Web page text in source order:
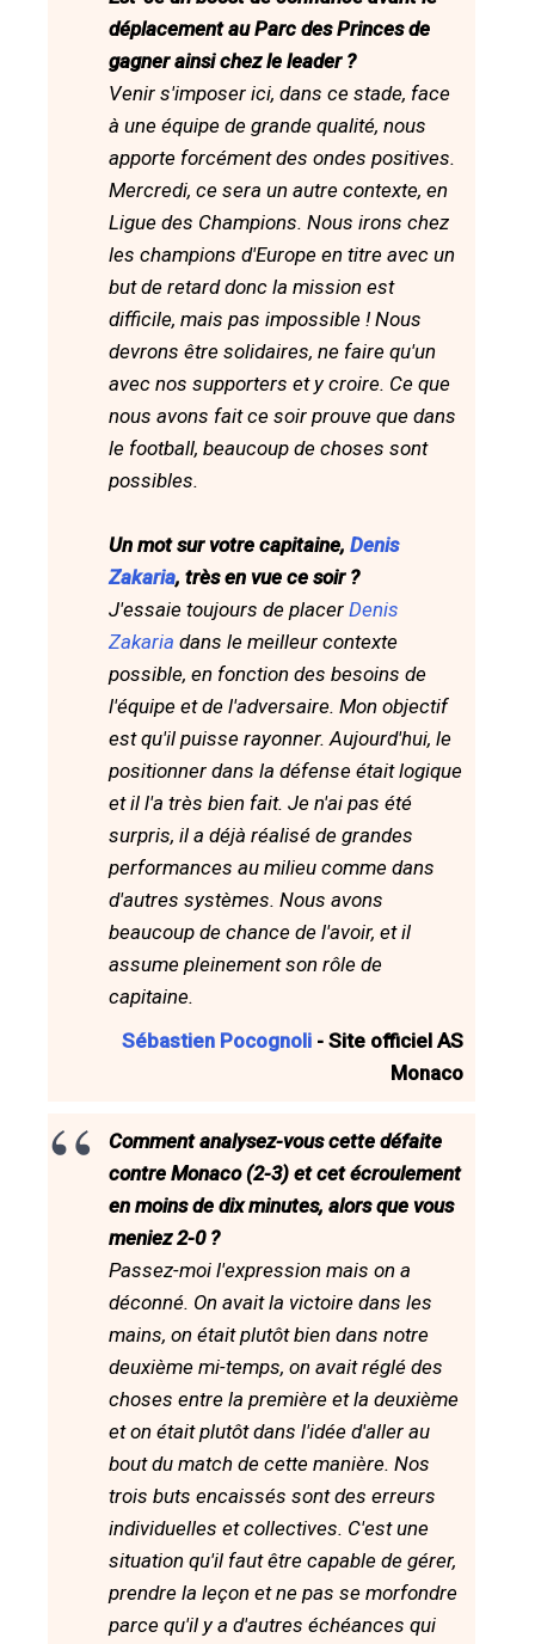
déplacement au Parc des Princes de
gagner ainsi chez le leader ?
Venir s'imposer ici, dans ce stade, face
à une équipe de grande qualité, nous
apporte forcément des ondes positives.
Mercredi, ce sera un autre contexte, en
Ligue des Champions. Nous irons chez
les champions d'Europe en titre avec un
but de retard donc la mission est
difficile, mais pas impossible ! Nous
devrons être solidaires, ne faire qu'un
avec nos supporters et y croire. Ce que
nous avons fait ce soir prouve que dans
le football, beaucoup de choses sont
possibles.
Un mot sur votre capitaine, Denis
Zakaria, très en vue ce soir ?
J'essaie toujours de placer Denis
Zakaria dans le meilleur contexte
possible, en fonction des besoins de
l'équipe et de l'adversaire. Mon objectif
est qu'il puisse rayonner. Aujourd'hui, le
positionner dans la défense était logique
et il l'a très bien fait. Je n'ai pas été
surpris, il a déjà réalisé de grandes
performances au milieu comme dans
d'autres systèmes. Nous avons
beaucoup de chance de l'avoir, et il
assume pleinement son rôle de
capitaine.
Sébastien Pocognoli - Site officiel AS
Monaco
Comment analysez-vous cette défaite
contre Monaco (2-3) et cet écroulement
en moins de dix minutes, alors que vous
meniez 2-0 ?
Passez-moi l'expression mais on a
déconné. On avait la victoire dans les
mains, on était plutôt bien dans notre
deuxième mi-temps, on avait réglé des
choses entre la première et la deuxième
et on était plutôt dans l'idée d'aller au
bout du match de cette manière. Nos
trois buts encaissés sont des erreurs
individuelles et collectives. C'est une
situation qu'il faut être capable de gérer,
prendre la leçon et ne pas se morfondre
parce qu'il y a d'autres échéances qui